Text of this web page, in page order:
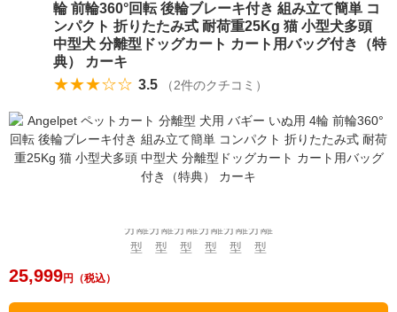
輪 前輪360°回転 後輪ブレーキ付き 組み立て簡単 コ
ンパクト 折りたたみ式 耐荷重25Kg 猫 小型犬多頭
中型犬 分離型ドッグカート カート用バッグ付き（特
典） カーキ
★★★☆☆ 3.5 （2件のクチコミ）
25,999